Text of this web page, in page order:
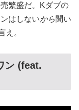
繁盛だ。Kダブの
ンはしないから 聞い
え。
ン (feat.